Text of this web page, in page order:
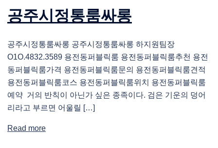
공주시정통룸싸롱
공주시정통룸싸롱 공주시정통룸싸롱 하지원팀장
O1O.4832.3589 용전동퍼블릭룸 용전동퍼블릭룸추천 용전
동퍼블릭룸가격 용전동퍼블릭룸문의 용전동퍼블릭룸견적
용전동퍼블릭룸코스 용전동퍼블릭룸위치 용전동퍼블릭룸
예약 거의 반칙이 아닌가 싶은 종족이다. 검은 기운의 덩어
리라고 부르면 어울릴 […]
Read more